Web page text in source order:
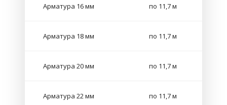
Арматура 16 мм по 11,7 м
Арматура 18 мм по 11,7 м
Арматура 20 мм по 11,7 м
Арматура 22 мм по 11,7 м